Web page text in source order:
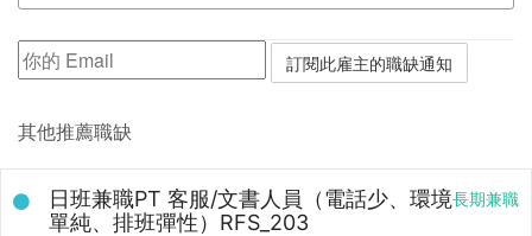
其他推薦職缺
長期兼職
日班兼職PT 客服/文書人員（電話少、環境
單純、排班彈性）RFS_203